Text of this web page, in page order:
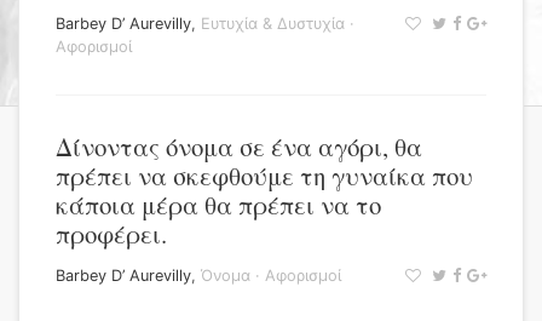
Barbey D’ Aurevilly, Ευτυχία & Δυστυχία ·
Αφορισμοί
Δίνοντας όνομα σε ένα αγόρι, θα
πρέπει να σκεφθούμε τη γυναίκα που
κάποια μέρα θα πρέπει να το
προφέρει.
Barbey D’ Aurevilly, Όνομα · Αφορισμοί